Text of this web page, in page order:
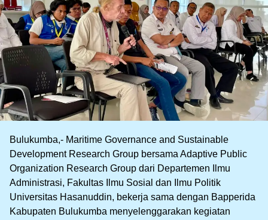
Bulukumba,- Maritime Governance and Sustainable
Development Research Group bersama Adaptive Public
Organization Research Group dari Departemen Ilmu
Administrasi, Fakultas Ilmu Sosial dan Ilmu Politik
Universitas Hasanuddin, bekerja sama dengan Bapperida
Kabupaten Bulukumba menyelenggarakan kegiatan